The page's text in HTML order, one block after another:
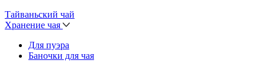
Тайваньский чай
Хранение чая
Для пуэра
Баночки для чая